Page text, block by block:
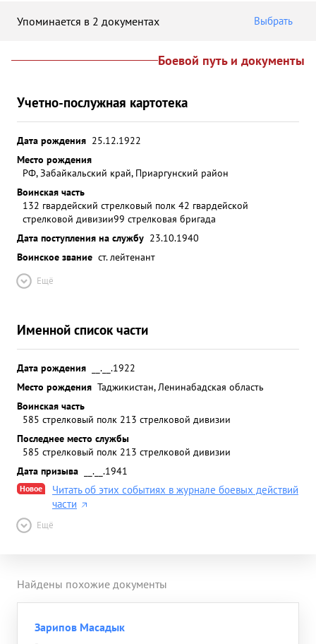
Упоминается в 2 документах Выбрать
Боевой путь и документы
Учетно-послужная картотека
Дата рождения 25.12.1922
Место рождения
РФ, Забайкальский край, Приаргунский район
Воинская часть
132 гвардейский стрелковый полк 42 гвардейской
стрелковой дивизии99 стрелковая бригада
Дата поступления на службу 23.10.1940
Воинское звание ст. лейтенант
Ещё
Именной список части
Дата рождения
__.__.1922
Место рождения Таджикистан, Ленинабадская область
Воинская часть
585 стрелковый полк 213 стрелковой дивизии
Последнее место службы
585 стрелковый полк 213 стрелковой дивизии
Дата призыва
__.__.1941
Новое
Читать об этих событиях в журнале боевых действий
части
Ещё
Найдены похожие документы
Зарипов Масадык